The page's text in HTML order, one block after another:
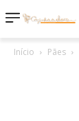
Início Pães